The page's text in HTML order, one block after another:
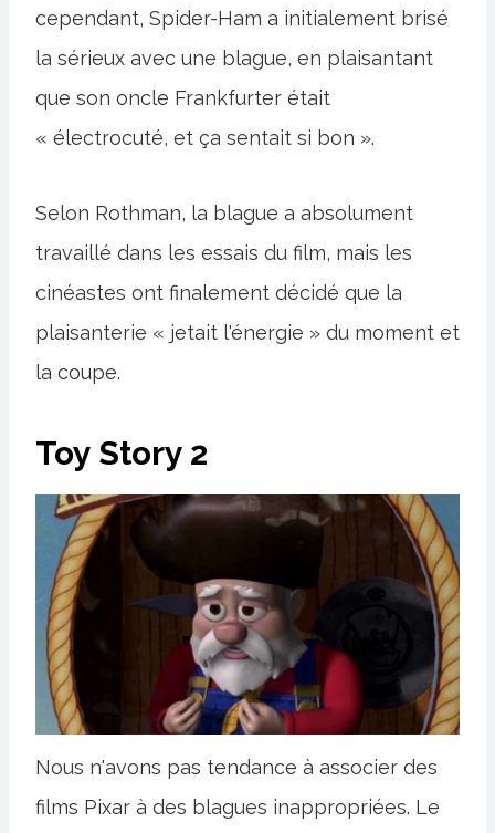
cependant, Spider-Ham a initialement brisé
la sérieux avec une blague, en plaisantant
que son oncle Frankfurter était
« électrocuté, et ça sentait si bon ».
Selon Rothman, la blague a absolument
travaillé dans les essais du film, mais les
cinéastes ont finalement décidé que la
plaisanterie « jetait l'énergie » du moment et
la coupe.
Toy Story 2
Nous n'avons pas tendance à associer des
films Pixar à des blagues inappropriées. Le